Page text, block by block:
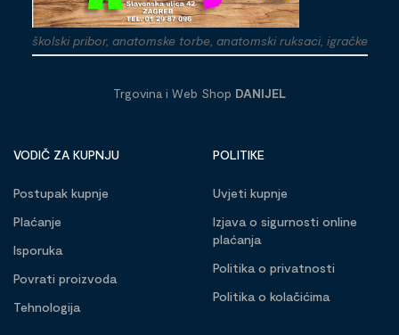
školski pribor, anatomske torbe, anatomski ruksaci, igračke
Trgovina i Web Shop DANIJEL
VODIČ ZA KUPNJU
Postupak kupnje
Plaćanje
Isporuka
Povrati proizvoda
Tehnologija
POLITIKE
Uvjeti kupnje
Izjava o sigurnosti online
plaćanja
Politika o privatnosti
Politika o kolačićima